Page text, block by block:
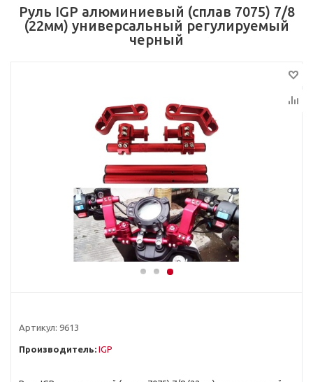
Руль IGP алюминиевый (сплав 7075) 7/8
(22мм) универсальный регулируемый
черный
Артикул: 9613
Производитель: IGP